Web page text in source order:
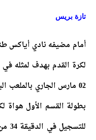
تازة بريس
أمام مضيفه نادي أياكس
لكرة القدم بهدف لمثله
بطولة القسم الأول هواة